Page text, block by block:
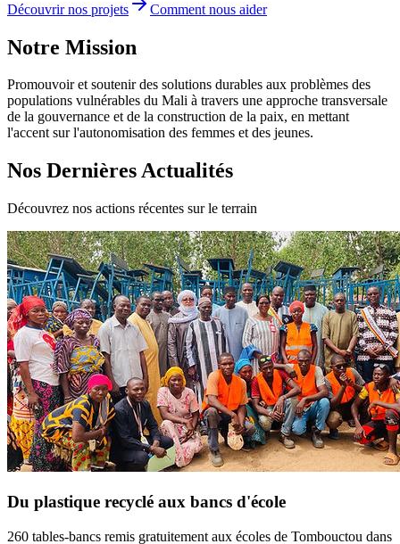
Découvrir nos projets
Comment nous aider
Notre Mission
Promouvoir et soutenir des solutions durables aux problèmes des
populations vulnérables du Mali à travers une approche transversale
de la gouvernance et de la construction de la paix, en mettant
l'accent sur l'autonomisation des femmes et des jeunes.
Nos Dernières Actualités
Découvrez nos actions récentes sur le terrain
Du plastique recyclé aux bancs d'école
260 tables-bancs remis gratuitement aux écoles de Tombouctou dans